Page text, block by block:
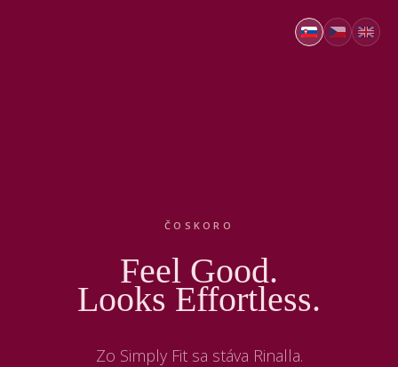
ČOSKORO
Feel Good.
Looks Effortless.
Zo Simply Fit sa stáva Rinalla.